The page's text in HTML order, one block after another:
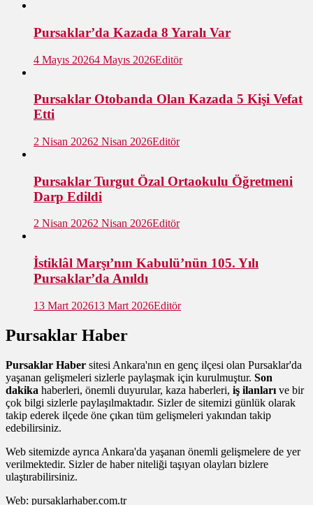
Pursaklar’da Kazada 8 Yaralı Var
4 Mayıs 20264 Mayıs 2026Editör
Pursaklar Otobanda Olan Kazada 5 Kişi Vefat
Etti
2 Nisan 20262 Nisan 2026Editör
Pursaklar Turgut Özal Ortaokulu Öğretmeni
Darp Edildi
2 Nisan 20262 Nisan 2026Editör
İstiklâl Marşı’nın Kabulü’nün 105. Yılı
Pursaklar’da Anıldı
13 Mart 202613 Mart 2026Editör
Pursaklar Haber
Pursaklar Haber sitesi Ankara'nın en genç ilçesi olan Pursaklar'da
yaşanan gelişmeleri sizlerle paylaşmak için kurulmuştur. Son
dakika haberleri, önemli duyurular, kaza haberleri, iş ilanları ve bir
çok bilgi sizlerle paylaşılmaktadır. Sizler de sitemizi günlük olarak
takip ederek ilçede öne çıkan tüm gelişmeleri yakından takip
edebilirsiniz.
Web sitemizde ayrıca Ankara'da yaşanan önemli gelişmelere de yer
verilmektedir. Sizler de haber niteliği taşıyan olayları bizlere
ulaştırabilirsiniz.
Web: pursaklarhaber.com.tr